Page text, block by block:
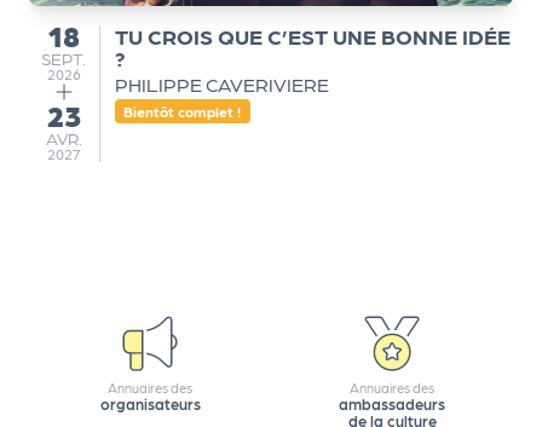
du
18
SEPTEMBRE
SEPT.
2026
au
23
AVRIL
AVR.
2027
TU CROIS QUE C’EST UNE BONNE IDÉE
?
PHILIPPE CAVERIVIERE
Bientôt complet !
Annuaires des
organisateurs
Annuaires des
ambassadeurs
de la culture
o
m
m
e
s
-